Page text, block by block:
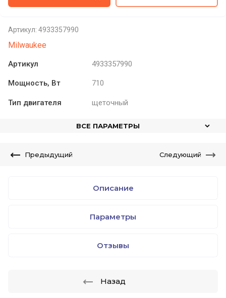
Артикул: 4933357990
Milwaukee
Артикул 4933357990
Мощность, Вт 710
Тип двигателя щеточный
ВСЕ ПАРАМЕТРЫ
Предыдущий Следующий
Описание
Параметры
Отзывы
Назад